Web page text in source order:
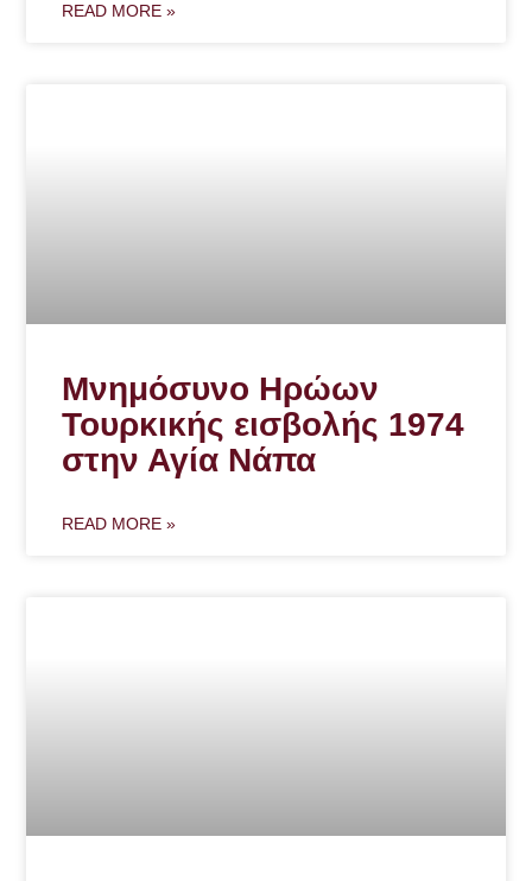
READ MORE »
Μνημόσυνο Ηρώων
Τουρκικής εισβολής 1974
στην Αγία Νάπα
READ MORE »